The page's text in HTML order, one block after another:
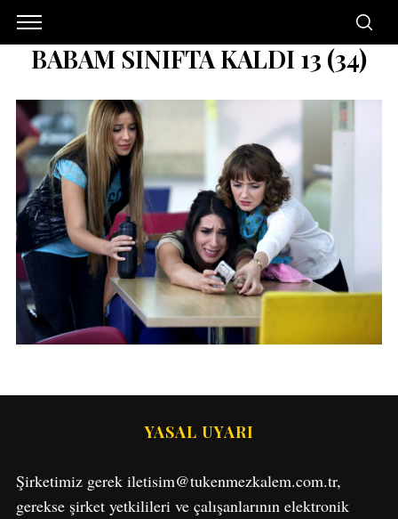
BABAM SINIFTA KALDI 13 (34)
YASAL UYARI
Şirketimiz gerek iletisim@tukenmezkalem.com.tr,
gerekse şirket yetkilileri ve çalışanlarının elektronik